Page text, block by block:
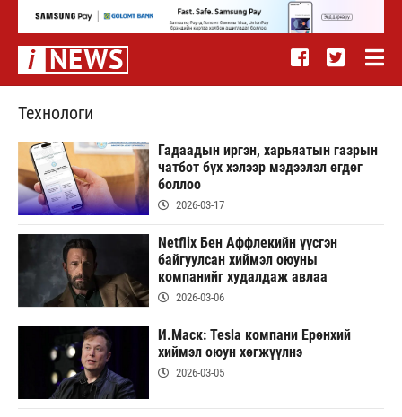
Технологи
Гадаадын иргэн, харьяатын газрын
чатбот бүх хэлээр мэдээлэл өгдөг
боллоо
2026-03-17
Netflix Бен Аффлекийн үүсгэн
байгуулсан хиймэл оюуны
компанийг худалдаж авлаа
2026-03-06
И.Маск: Tesla компани Ерөнхий
хиймэл оюун хөгжүүлнэ
2026-03-05